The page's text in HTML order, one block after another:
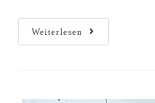
Weiterlesen